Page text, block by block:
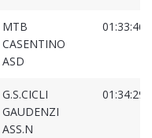
MTB
CASENTINO
ASD
G.S.CICLI
GAUDENZI
ASS.N